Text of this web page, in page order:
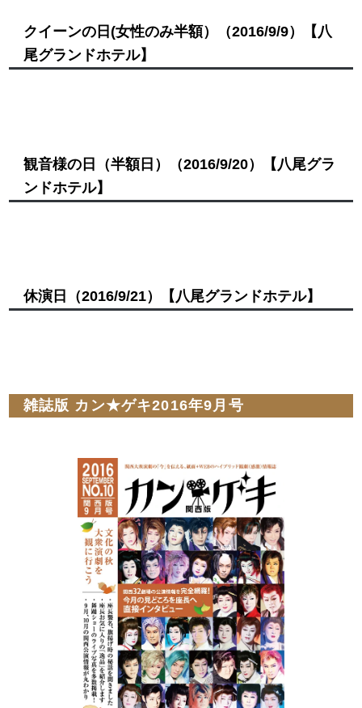
クイーンの日(女性のみ半額） （2016/9/9）
【八
尾グランドホテル】
観音様の日（半額日） （2016/9/20）
【八尾グラ
ンドホテル】
休演日 （2016/9/21） 【八尾グランドホテル】
雑誌版 カン★ゲキ2016年9月号